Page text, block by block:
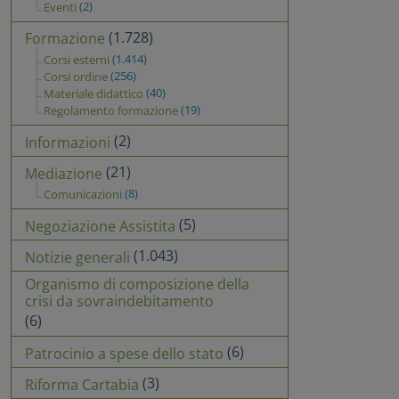
Eventi (2)
Formazione (1.728)
Corsi esterni (1.414)
Corsi ordine(256)
Materiale didattico (40)
Regolamento formazione(19)
Informazioni (2)
Mediazione (21)
Comunicazioni (8)
Negoziazione Assistita (5)
Notizie generali (1.043)
Organismo di composizione della
crisi da sovraindebitamento
(6)
Patrocinio a spese dello stato (6)
Riforma Cartabia (3)